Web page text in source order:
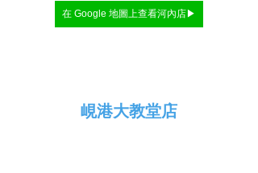
在 Google 地圖上查看河內店▶
峴港大教堂店